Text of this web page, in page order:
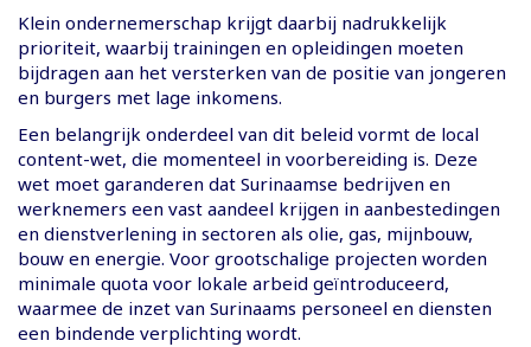
Klein ondernemerschap krijgt daarbij nadrukkelijk
prioriteit, waarbij trainingen en opleidingen moeten
bijdragen aan het versterken van de positie van jongeren
en burgers met lage inkomens.
Een belangrijk onderdeel van dit beleid vormt de local
content-wet, die momenteel in voorbereiding is. Deze
wet moet garanderen dat Surinaamse bedrijven en
werknemers een vast aandeel krijgen in aanbestedingen
en dienstverlening in sectoren als olie, gas, mijnbouw,
bouw en energie. Voor grootschalige projecten worden
minimale quota voor lokale arbeid geïntroduceerd,
waarmee de inzet van Surinaams personeel en diensten
een bindende verplichting wordt.